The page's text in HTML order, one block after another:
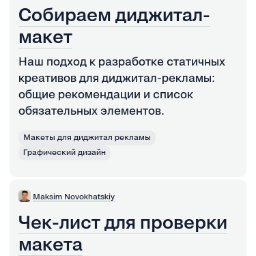
Собираем диджитал-
макет
Наш подход к разработке статичных
креативов для диджитал-рекламы:
общие рекомендации и список
обязательных элементов.
Макеты для диджитал рекламы
Графический дизайн
Maksim Novokhatskiy
Чек-лист для проверки
макета